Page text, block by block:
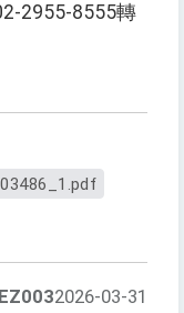
2955-8555轉
2026-03-31